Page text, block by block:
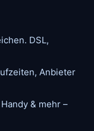
DSL,
Anbieter
& mehr –